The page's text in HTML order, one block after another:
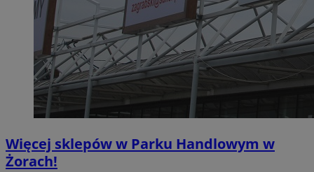
Więcej sklepów w Parku Handlowym w
Żorach!